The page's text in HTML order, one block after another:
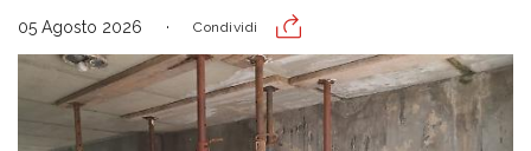
05 Agosto 2026 Condividi